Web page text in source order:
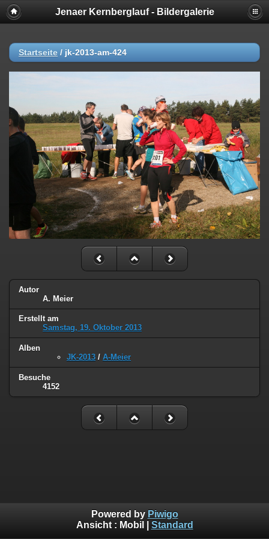
Jenaer Kernberglauf - Bildergalerie
Startseite / jk-2013-am-424
Autor
A. Meier
Erstellt am
Samstag, 19. Oktober 2013
Alben
JK-2013 / A-Meier
Besuche
4152
Powered by Piwigo
Ansicht : Mobil Standard